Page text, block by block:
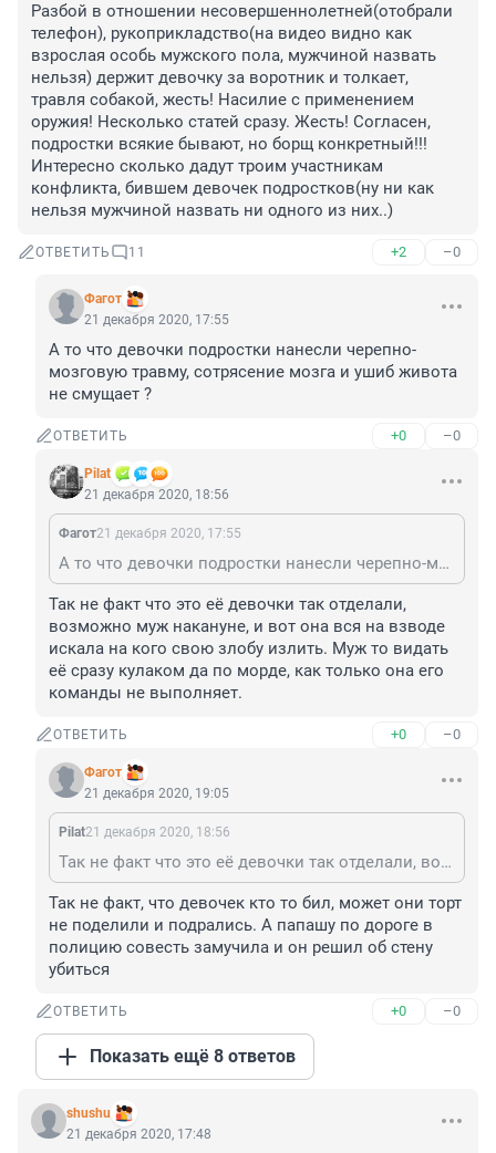
Разбой в отношении несовершеннолетней(отобрали
телефон), рукоприкладство(на видео видно как
взрослая особь мужского пола, мужчиной назвать
нельзя) держит девочку за воротник и толкает,
травля собакой, жесть! Насилие с применением
оружия! Несколько статей сразу. Жесть! Согласен,
подростки всякие бывают, но борщ конкретный!!!
Интересно сколько дадут троим участникам
конфликта, бившем девочек подростков(ну ни как
нельзя мужчиной назвать ни одного из них..)
ОТВЕТИТЬ 11 +2 –0
Фагот
21 декабря 2020, 17:55
А то что девочки подростки нанесли черепно-
мозговую травму, сотрясение мозга и ушиб живота
не смущает ?
ОТВЕТИТЬ +0 –0
Pilat
21 декабря 2020, 18:56
Фагот21 декабря 2020, 17:55
А то что девочки подростки нанесли черепно-мозговую травму, сотрясение мозга и ушиб живота не смущает ?
Так не факт что это её девочки так отделали,
возможно муж накануне, и вот она вся на взводе
искала на кого свою злобу излить. Муж то видать
её сразу кулаком да по морде, как только она его
команды не выполняет.
ОТВЕТИТЬ +0 –0
Фагот
21 декабря 2020, 19:05
Pilat21 декабря 2020, 18:56
Так не факт что это её девочки так отделали, возможно муж накануне, и вот она вся на взводе искала на кого свою злобу излить. Муж то видать её сразу кулаком да по морде, как только она его команды не выполняет.
Так не факт, что девочек кто то бил, может они торт
не поделили и подрались. А папашу по дороге в
полицию совесть замучила и он решил об стену
убиться
ОТВЕТИТЬ +0 –0
Показать ещё 8 ответов
shushu
21 декабря 2020, 17:48